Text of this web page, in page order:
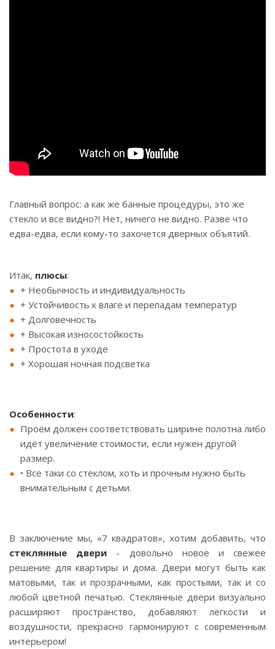
Главный вопрос: а как же банные процедуры, это же
стекло и все видно?! Нет, ничего не видно. Разве что
едва-едва, если кому-то захочется дверных объятий.
Итак, плюсы:
+ Необычность и индивидуальность
+ Устойчивость к влаге и перепадам температур
+ Долговечность
+ Высокая износостойкость
+ Простота в уходе
+ Хорошая ночная подсветка
Особенности:
Проём должен соответствовать ширине полотна либо
идёт увеличение стоимости, если нужен другой
размер.
• Все таки со стеклом, хоть и прочным нужно быть
внимательным с детьми.
В заключение мы, «7 квадратов», хотим добавить, что
стеклянные двери - довольно новое и свежее
решение для квартиры и дома. Двери могут быть как
матовыми, так и прозрачными, как простыми, так и со
любой цветной печатью. Стеклянные двери визуально
расширяют пространство, добавляют лёгкости и
воздушности, прекрасно гармонируют с современным
интерьером!